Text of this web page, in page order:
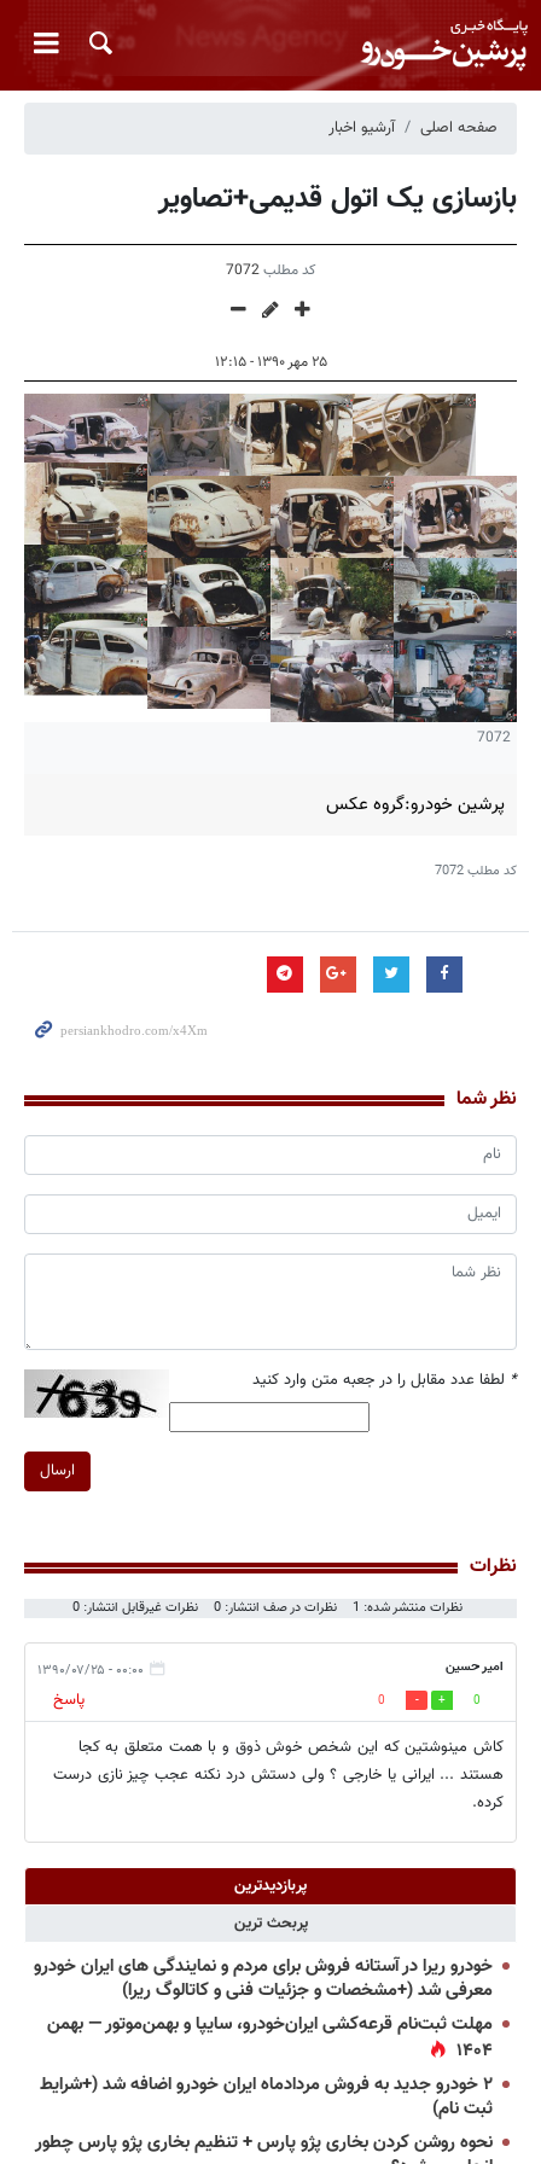
صفحه اصلی آرشیو اخبار
بازسازی یک اتول قدیمی+تصاویر
کد مطلب7072
۲۵ مهر ۱۳۹۰ - ۱۲:۱۵
7072
پرشین خودرو:گروه عکس
کد مطلب7072
نظر شما
* لطفا عدد مقابل را در جعبه متن وارد کنید
ارسال
نظرات
نظرات منتشر شده: 1 نظرات در صف انتشار: 0 نظرات غیرقابل انتشار: 0
امیر حسین ۰۰:۰۰ - ۱۳۹۰/۰۷/۲۵
0
0
پاسخ
کاش مینوشتین که این شخص خوش ذوق و با همت متعلق به کجا
هستند ... ایرانی یا خارجی ؟ ولی دستش درد نکنه عجب چیز نازی درست
کرده.
پربازدیدترین
پربحث ترین
خودرو ریرا در آستانه فروش برای مردم و نمایندگی های ایران خودرو
معرفی شد (+مشخصات و جزئیات فنی و کاتالوگ ریرا)
مهلت ثبت‌نام قرعه‌کشی ایران‌خودرو، سایپا و بهمن‌موتور — بهمن
۱۴۰۴
۲ خودرو جدید به فروش مردادماه ایران خودرو اضافه شد (+شرایط
ثبت نام)
نحوه روشن کردن بخاری پژو پارس + تنظیم بخاری پژو پارس چطور